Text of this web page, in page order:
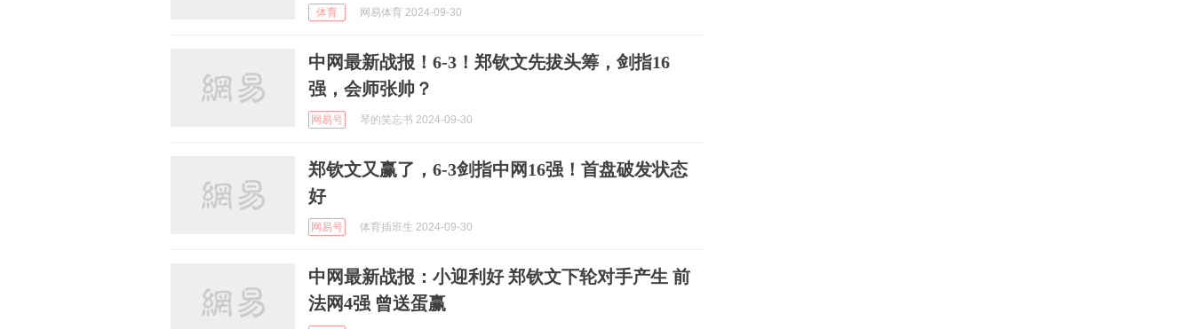
体育 网易体育 2024-09-30
中网最新战报！6-3！郑钦文先拔头筹，剑指16
强，会师张帅？
网易号 琴的笑忘书 2024-09-30
郑钦文又赢了，6-3剑指中网16强！首盘破发状态
好
网易号 体育插班生 2024-09-30
中网最新战报：小迎利好 郑钦文下轮对手产生 前
法网4强 曾送蛋赢